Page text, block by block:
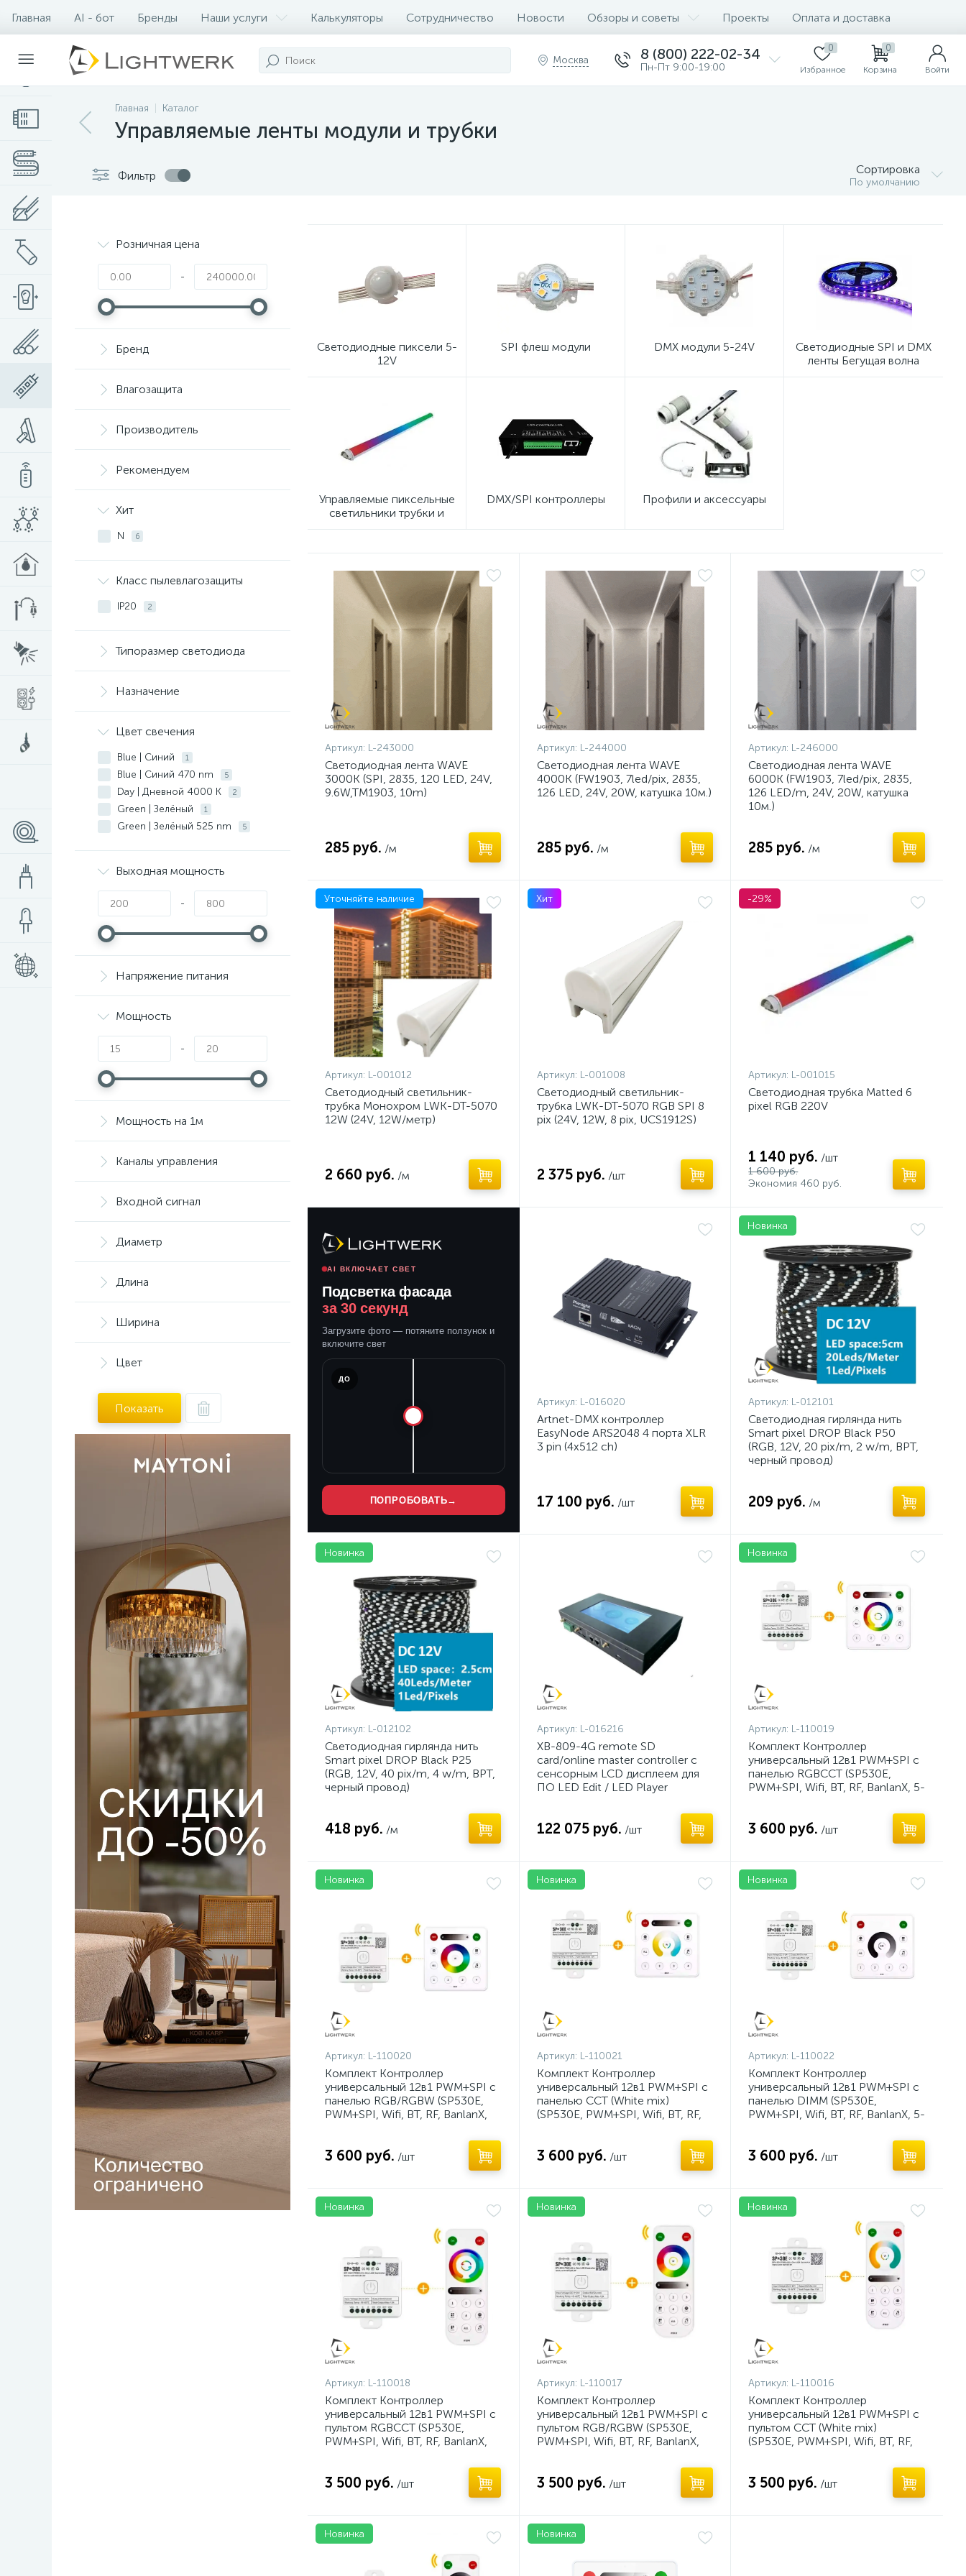
Главная AI - бот Бренды Наши услуги Калькуляторы Сотрудничество Новости Обзоры и советы Проекты Оплата и доставка
Контакты
Москва 8 (800) 222-02-34
Пн-Пт 9:00-19:00
0
Избранное
0
Корзина Войти
Главная Каталог
Управляемые ленты модули и трубки
Фильтр Сортировка
По умолчанию
Розничная цена
-
Бренд
Влагозащита
Производитель
Рекомендуем
Хит
N 6
Класс пылевлагозащиты
IP20 2
Типоразмер светодиода
Назначение
Цвет свечения
Blue | Синий 1
Blue | Синий 470 nm 5
Day | Дневной 4000 K 2
Green | Зелёный 1
Green | Зелёный 525 nm 5
Warm | Тёплый 3000 K
White | Белый 4000K
Выходная мощность
-
Напряжение питания
Мощность
-
Мощность на 1м
Каналы управления
Входной сигнал
Диаметр
Длина
Ширина
Цвет
Показать
Светодиодные пиксели 5-
12V
SPI флеш модули DMX модули 5-24V
Светодиодные SPI и DMX
ленты Бегущая волна
Управляемые пиксельные
светильники трубки и
DMX/SPI контроллеры Профили и аксессуары
Артикул: L-243000
Светодиодная лента WAVE
3000K (SPI, 2835, 120 LED, 24V,
9.6W,TM1903, 10m)
285 руб. /м
Артикул: L-244000
Светодиодная лента WAVE
4000K (FW1903, 7led/pix, 2835,
126 LED, 24V, 20W, катушка 10м.)
285 руб. /м
Артикул: L-246000
Светодиодная лента WAVE
6000K (FW1903, 7led/pix, 2835,
126 LED/m, 24V, 20W, катушка
10м.)
285 руб. /м
Уточняйте наличие
Артикул: L-001012
Светодиодный светильник-
трубка Монохром LWK-DT-5070
12W (24V, 12W/метр)
2 660 руб. /м
Хит
Артикул: L-001008
Светодиодный светильник-
трубка LWK-DT-5070 RGB SPI 8
pix (24V, 12W, 8 pix, UCS1912S)
2 375 руб. /шт
-29%
Артикул: L-001015
Светодиодная трубка Matted 6
pixel RGB 220V
1 140 руб. /шт
1 600 руб.
Экономия 460 руб.
AI ВКЛЮЧАЕТ СВЕТ
Подсветка фасада
за 30 секунд
Загрузите фото — потяните ползунок и
включите свет
ДО
ПОПРОБОВАТЬ→
Артикул: L-016020
Artnet-DMX контроллер
EasyNode ARS2048 4 порта XLR
3 pin (4x512 ch)
17 100 руб. /шт
Новинка
Артикул: L-012101
Светодиодная гирлянда нить
Smart pixel DROP Black P50
(RGB, 12V, 20 pix/m, 2 w/m, BPT,
черный провод)
209 руб. /м
Новинка
Артикул: L-012102
Светодиодная гирлянда нить
Smart pixel DROP Black P25
(RGB, 12V, 40 pix/m, 4 w/m, BPT,
черный провод)
418 руб. /м
Артикул: L-016216
XB-809-4G remote SD
card/online master controller с
сенсорным LCD дисплеем для
ПО LED Edit / LED Player
122 075 руб. /шт
Новинка
Артикул: L-110019
Комплект Контроллер
универсальный 12в1 PWM+SPI с
панелью RGBCCT (SP530E,
PWM+SPI, Wifi, BT, RF, BanlanX, 5-
3 600 руб. /шт
Новинка
Артикул: L-110020
Комплект Контроллер
универсальный 12в1 PWM+SPI с
панелью RGB/RGBW (SP530E,
PWM+SPI, Wifi, BT, RF, BanlanX,
3 600 руб. /шт
Новинка
Артикул: L-110021
Комплект Контроллер
универсальный 12в1 PWM+SPI с
панелью CCT (White mix)
(SP530E, PWM+SPI, Wifi, BT, RF,
3 600 руб. /шт
Новинка
Артикул: L-110022
Комплект Контроллер
универсальный 12в1 PWM+SPI с
панелью DIMM (SP530E,
PWM+SPI, Wifi, BT, RF, BanlanX, 5-
3 600 руб. /шт
Новинка
Артикул: L-110018
Комплект Контроллер
универсальный 12в1 PWM+SPI с
пультом RGBCCT (SP530E,
PWM+SPI, Wifi, BT, RF, BanlanX,
3 500 руб. /шт
Новинка
Артикул: L-110017
Комплект Контроллер
универсальный 12в1 PWM+SPI с
пультом RGB/RGBW (SP530E,
PWM+SPI, Wifi, BT, RF, BanlanX,
3 500 руб. /шт
Новинка
Артикул: L-110016
Комплект Контроллер
универсальный 12в1 PWM+SPI с
пультом CCT (White mix)
(SP530E, PWM+SPI, Wifi, BT, RF,
3 500 руб. /шт
Новинка Новинка